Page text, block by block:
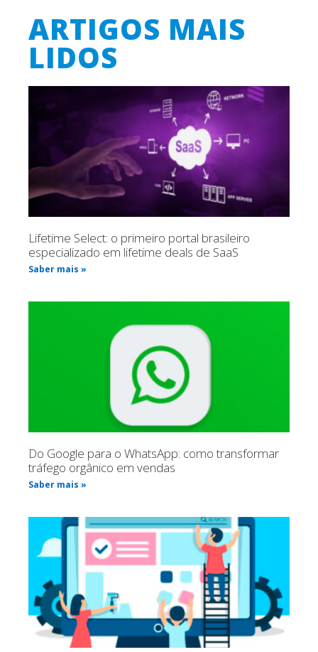
ARTIGOS MAIS
LIDOS
Lifetime Select: o primeiro portal brasileiro
especializado em lifetime deals de SaaS
Saber mais »
Do Google para o WhatsApp: como transformar
tráfego orgânico em vendas
Saber mais »